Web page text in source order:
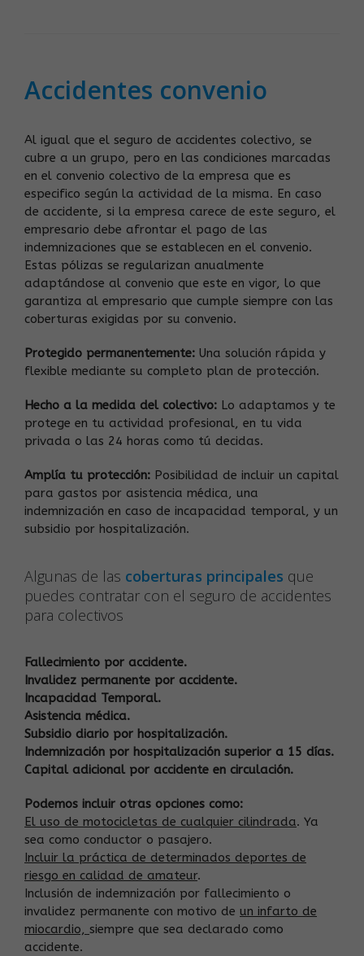
Accidentes convenio
Al igual que el seguro de accidentes colectivo, se
cubre a un grupo, pero en las condiciones marcadas
en el convenio colectivo de la empresa que es
especifico según la actividad de la misma. En caso
de accidente, si la empresa carece de este seguro, el
empresario debe afrontar el pago de las
indemnizaciones que se establecen en el convenio.
Estas pólizas se regularizan anualmente
adaptándose al convenio que este en vigor, lo que
garantiza al empresario que cumple siempre con las
coberturas exigidas por su convenio.
Protegido permanentemente: Una solución rápida y
flexible mediante su completo plan de protección.
Hecho a la medida del colectivo: Lo adaptamos y te
protege en tu actividad profesional, en tu vida
privada o las 24 horas como tú decidas.
Amplía tu protección: Posibilidad de incluir un capital
para gastos por asistencia médica, una
indemnización en caso de incapacidad temporal, y un
subsidio por hospitalización.
Algunas de las coberturas principales que
puedes contratar con el seguro de accidentes
para colectivos
Fallecimiento por accidente.
Invalidez permanente por accidente.
Incapacidad Temporal.
Asistencia médica.
Subsidio diario por hospitalización.
Indemnización por hospitalización superior a 15 días.
Capital adicional por accidente en circulación.
Podemos incluir otras opciones como:
El uso de motocicletas de cualquier cilindrada. Ya
sea como conductor o pasajero.
Incluir la práctica de determinados deportes de
riesgo en calidad de amateur.
Inclusión de indemnización por fallecimiento o
invalidez permanente con motivo de un infarto de
miocardio, siempre que sea declarado como
accidente.